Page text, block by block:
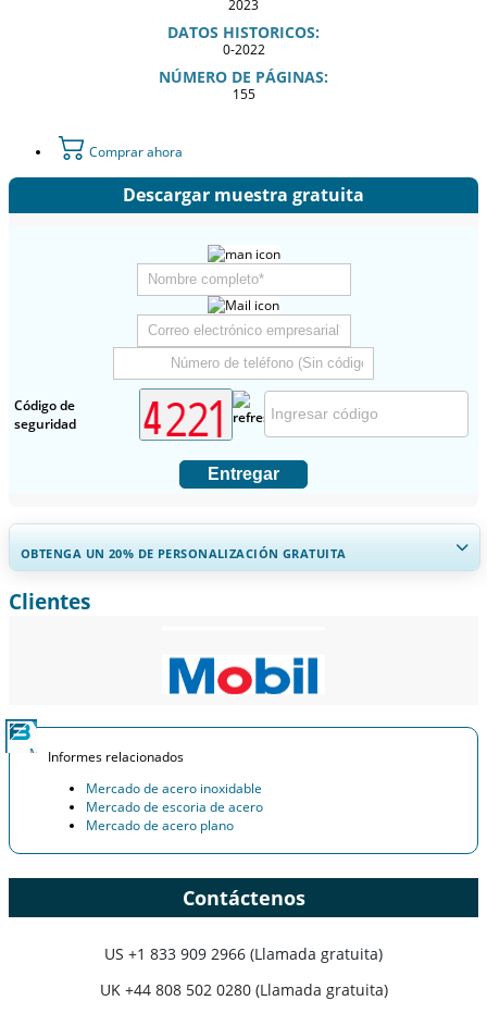
2023
DATOS HISTORICOS:
0-2022
NÚMERO DE PÁGINAS:
155
Comprar ahora
Descargar muestra gratuita
Código de
seguridad
Entregar
OBTENGA UN 20% DE PERSONALIZACIÓN GRATUITA
Ampliar la cobertura regional y por país, Análisis de segmentos,
Personalizar ahora
Clientes
Informes relacionados
Mercado de acero inoxidable
Mercado de escoria de acero
Mercado de acero plano
Contáctenos
US +1 833 909 2966 (Llamada gratuita)
UK +44 808 502 0280 (Llamada gratuita)